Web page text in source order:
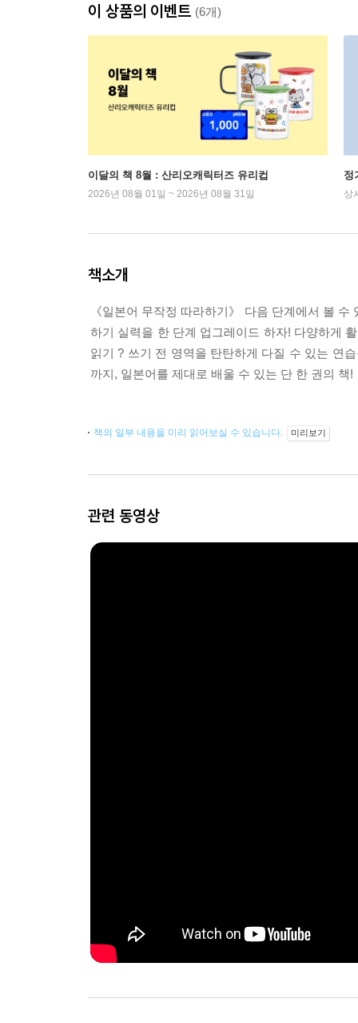
이 상품의 이벤트 (6개)
이달의 책 8월 : 산리오캐릭터즈 유리컵
2026년 08월 01일 ~ 2026년 08월 31일
정
상
책소개
《일본어 무작정 따라하기》 다음 단계에서 볼
하기 실력을 한 단계 업그레이드 하자! 다양하게
읽기 ? 쓰기 전 영역을 탄탄하게 다질 수 있는 연
까지, 일본어를 제대로 배울 수 있는 단 한 권의
책의 일부 내용을 미리 읽어보실 수 있습니다. 미리보기
관련 동영상